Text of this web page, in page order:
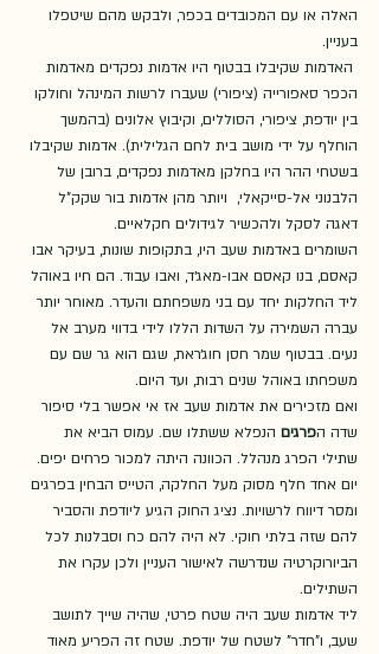
האלה או עם המכובדים בכפר, ולבקש מהם שיטפלו
בעניין.
האדמות שקיבלו בבטוף היו אדמות נפקדים מאדמות
הכפר סאפורייה (ציפורי) שעברו לרשות המינהל וחולקו
בין יודפת, ציפורי, הסוללים, וקיבוץ אלונים (בהמשך
הוחלף על ידי מושב בית לחם הגלילית). אדמות שקיבלו
בשטחי ההר היו בחלקן מאדמות נפקדים, ברובן של
הלבנוני אל-סייקאלי,  ויותר מהן אדמות בור שקק"ל
דאגה לסקל ולהכשיר לגידולים חקלאיים.
השומרים באדמות שעב היו, בתקופות שונות, בעיקר אבו
קאסם, בנו קאסם אבו-מאג׳ד, ואבו עבוד. הם חיו באוהל
ליד החלקות יחד עם בני משפחתם והעדר. מאוחר יותר
עברה השמירה על השדות הללו לידי בדווי מערב אל
נעים. בבטוף שמר חסן חוג׳ראת, שגם הוא גר שם עם
משפחתו באוהל שנים רבות, ועד היום.
ואם מזכירים את אדמות שעב אז אי אפשר בלי סיפור
שדה הפרגים הנפלא ששתלו שם. עמוס הביא את
שתילי הפרג מנהלל. הכוונה היתה למכור פרחים יפים.
יום אחד חלף מסוק מעל החלקה, הטייס הבחין בפרגים
ומסר דיווח לרשויות. נציג החוק הגיע ליודפת והסביר
להם שזה בלתי חוקי. לא היה להם כח וסבלנות לכל
הביורוקרטיה שנדרשה לאישור העניין ולכן עקרו את
השתילים.
ליד אדמות שעב היה שטח פרטי, שהיה שייך לתושב
שעב, ו"חדר" לשטח של יודפת. שטח זה הפריע מאוד